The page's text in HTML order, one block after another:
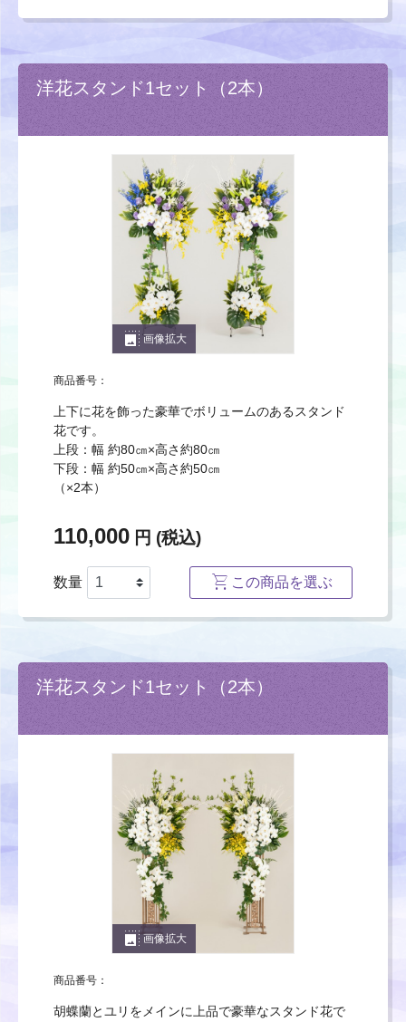
洋花スタンド1セット（2本）
photo_size_select_large画像拡大
商品番号：
上下に花を飾った豪華でボリュームのあるスタンド
花です。
上段：幅 約80㎝×高さ約80㎝
下段：幅 約50㎝×高さ約50㎝
（×2本）
110,000 円 (税込)
数量 この商品を選ぶ
洋花スタンド1セット（2本）
photo_size_select_large画像拡大
商品番号：
胡蝶蘭とユリをメインに上品で豪華なスタンド花で